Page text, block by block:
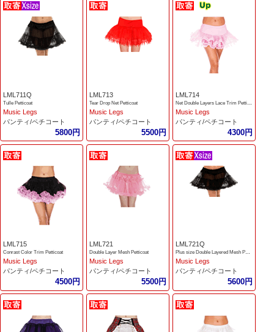
LML711Q
Tulle Petticoat
Music Legs
パンティ/ペチコート
5800円
LML713
Tear Drop Net Petticoat
Music Legs
パンティ/ペチコート
5500円
LML714
Net Double Layers Lace Trim Petticoat
Music Legs
パンティ/ペチコート
4300円
LML715
Conrast Color Trim Petticoat
Music Legs
パンティ/ペチコート
4500円
LML721
Double Layer Mesh Petticoat
Music Legs
パンティ/ペチコート
5500円
LML721Q
Plus size Double Layered Mesh Petticoat
Music Legs
パンティ/ペチコート
5600円